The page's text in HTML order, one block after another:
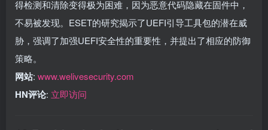
得检测和清除变得极为困难，因为恶意代码隐藏在固件中，
不易被发现。ESET的研究揭示了UEFI引导工具包的潜在威
胁，强调了加强UEFI安全性的重要性，并提出了相应的防御
策略。
网站: www.welivesecurity.com
HN评论: 立即访问